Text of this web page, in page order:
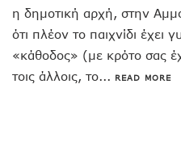
η δημοτική αρχή, στην
ότι πλέον το παιχνίδι έχει
«κάθοδος» (με κρότο σας
τοις άλλοις, το... READ MORE